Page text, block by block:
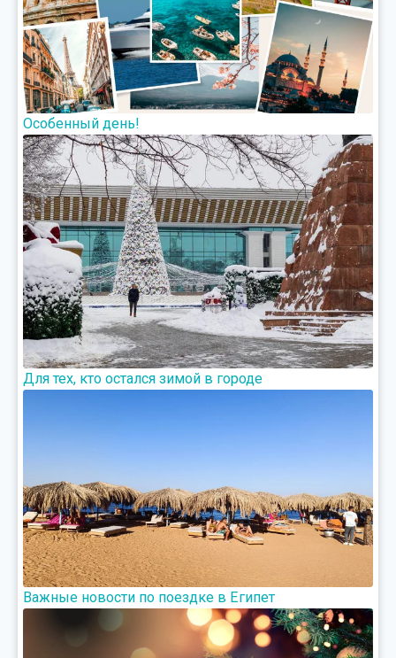
Особенный день!
Для тех, кто остался зимой в городе
Важные новости по поездке в Египет